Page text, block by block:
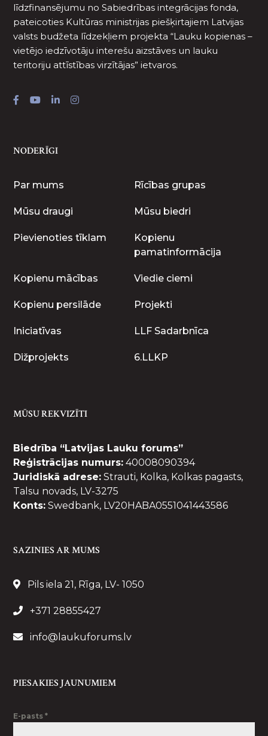
līdzfinansējumu no Sabiedrības integrācijas fonda,
pateicoties Kultūras ministrijas piešķirtajiem Latvijas
valsts budžeta līdzekļiem projekta “Lauku kopienas –
vietējo iedzīvotāju interešu aizstāves un lauku
teritoriju attīstības virzītājas” ietvaros.
NODERĪGI
Par mums Rīcības grupas
Mūsu draugi Mūsu biedri
Pievienoties tīklam
Kopienu
pamatinformācija
Kopienu mācības Viedie ciemi
Kopienu persilāde Projekti
Iniciatīvas LLF Sadarbnīca
Dižprojekts 6.LLKP
MŪSU REKVIZĪTI
Biedrība “Latvijas Lauku forums”
Reģistrācijas numurs: 40008090394
Juridiskā adrese: Strauti, Kolka, Kolkas pagasts,
Talsu novads, LV-3275
Konts: Swedbank, LV20HABA0551041443586
SAZINIES AR MUMS
Pils iela 21, Rīga, LV- 1050
+371 28855427
info@laukuforums.lv
PIESAKIES JAUNUMIEM
E-pasts*